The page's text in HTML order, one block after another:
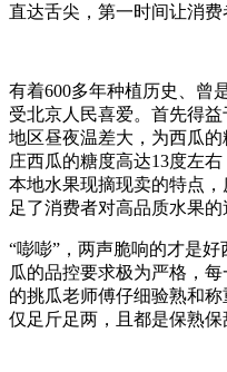
直达舌尖，第一时间让消费
有着600多年种植历史、曾
受北京人民喜爱。首先得
地区昼夜温差大，为西瓜
庄西瓜的糖度高达13度左
本地水果现摘现卖的特点
足了消费者对高品质水果的
“嘭嘭”，两声脆响的才是
瓜的品控要求极为严格，
的挑瓜老师傅仔细验熟和
仅足斤足两，且都是保熟保